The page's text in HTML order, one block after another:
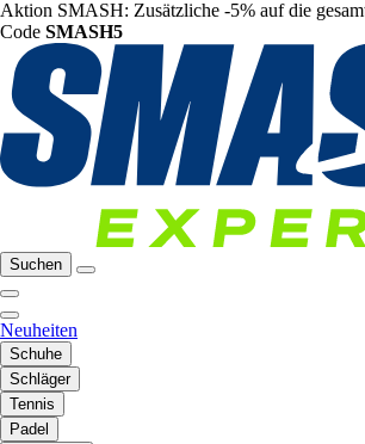
Aktion SMASH: Zusätzliche -5% auf die
Code SMASH5
Suchen
Neuheiten
Schuhe
Schläger
Tennis
Padel